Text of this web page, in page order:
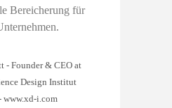
Bereicherung für
- Founder & CEO at
Design Institut
www.xd-i.com